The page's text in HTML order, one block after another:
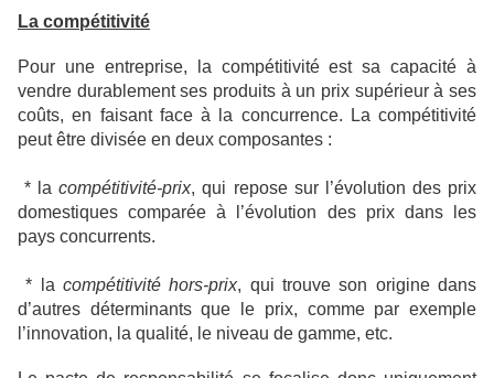
La compétitivité
Pour une entreprise, la compétitivité est sa capacité à
vendre durablement ses produits à un prix supérieur à ses
coûts, en faisant face à la concurrence. La compétitivité
peut être divisée en deux composantes :
* lacompétitivité-prix, qui repose sur l’évolution des prix
domestiques comparée à l’évolution des prix dans les
pays concurrents.
* la compétitivité hors-prix, qui trouve son origine dans
d’autres déterminants que le prix, comme par exemple
l’innovation, la qualité, le niveau de gamme, etc.